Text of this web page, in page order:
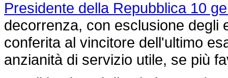
Presidente della Repubblica 10
decorrenza, con esclusione degli
conferita al vincitore dell'ultimo
anzianità di servizio utile, se più